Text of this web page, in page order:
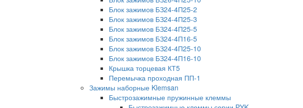
Блок зажимов БЗ24-4П25-2
Блок зажимов БЗ24-4П25-3
Блок зажимов БЗ24-4П25-5
Блок зажимов БЗ24-4П16-5
Блок зажимов БЗ24-4П25-10
Блок зажимов БЗ24-4П16-10
Крышка торцевая КТ5
Перемычка проходная ПП-1
Зажимы наборные Klemsan
Быстрозажимные пружинные клеммы